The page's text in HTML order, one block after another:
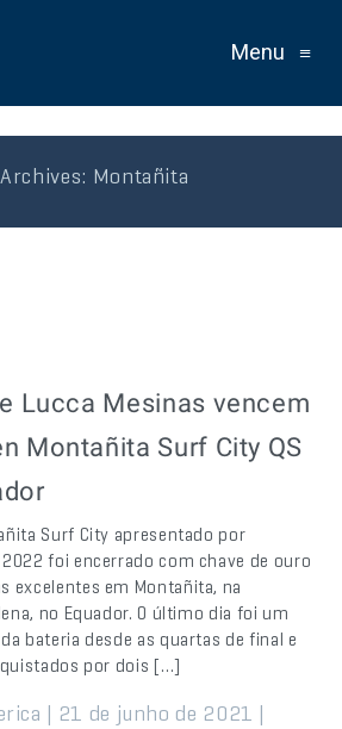
Menu ≡
Montañita
Lucca Mesinas vencem
Montañita Surf City QS
Surf City apresentado por
2022 foi encerrado com chave de ouro
excelentes em Montañita, na
no Equador. O último dia foi um
bateria desde as quartas de final e
por dois […]
| 21 de junho de 2021 |